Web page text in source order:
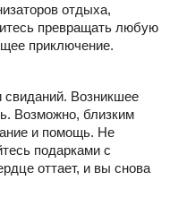
отдыха,
превращать любую
приключение.
свиданий. Возникшее
Возможно, близким
и помощь. Не
подарками с
оттает, и вы снова